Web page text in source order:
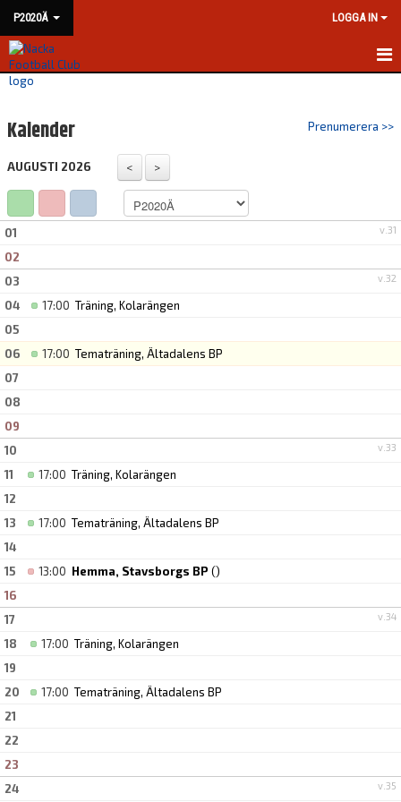
P2020Ä LOGGA IN
HEM
NYHETER
KALENDER
BILDGALLERI
KONTAKT
Prenumerera >>
Kalender
AUGUSTI 2026
v.31
01
02
v.32
03
04
17:00 Träning, Kolarängen
05
06
17:00 Tematräning, Ältadalens BP
07
08
09
v.33
10
11
17:00 Träning, Kolarängen
12
13
17:00 Tematräning, Ältadalens BP
14
15
13:00 Hemma, Stavsborgs BP ()
16
v.34
17
18
17:00 Träning, Kolarängen
19
20
17:00 Tematräning, Ältadalens BP
21
22
23
v.35
24